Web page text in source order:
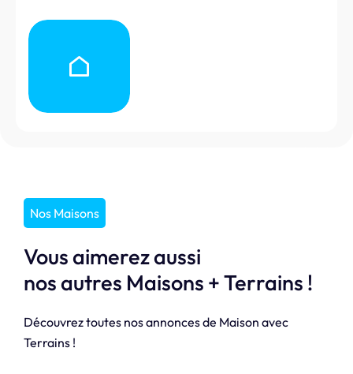
Nos Maisons
Vous aimerez aussi
nos autres Maisons + Terrains !
Découvrez toutes nos annonces de Maison avec
Terrains !